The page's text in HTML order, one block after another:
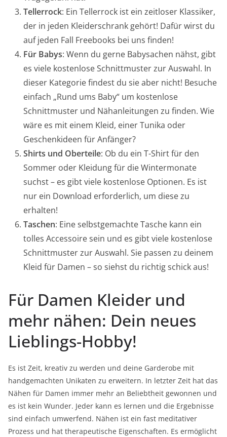
Tellerrock: Ein Tellerrock ist ein zeitloser Klassiker,
der in jeden Kleiderschrank gehört! Dafür wirst du
auf jeden Fall Freebooks bei uns finden!
Für Babys: Wenn du gerne Babysachen nähst, gibt
es viele kostenlose Schnittmuster zur Auswahl. In
dieser Kategorie findest du sie aber nicht! Besuche
einfach „Rund ums Baby“ um kostenlose
Schnittmuster und Nähanleitungen zu finden. Wie
wäre es mit einem Kleid, einer Tunika oder
Geschenkideen für Anfänger?
Shirts und Oberteile: Ob du ein T-Shirt für den
Sommer oder Kleidung für die Wintermonate
suchst – es gibt viele kostenlose Optionen. Es ist
nur ein Download erforderlich, um diese zu
erhalten!
Taschen: Eine selbstgemachte Tasche kann ein
tolles Accessoire sein und es gibt viele kostenlose
Schnittmuster zur Auswahl. Sie passen zu deinem
Kleid für Damen – so siehst du richtig schick aus!
Für Damen Kleider und
mehr nähen: Dein neues
Lieblings-Hobby!
Es ist Zeit, kreativ zu werden und deine Garderobe mit
handgemachten Unikaten zu erweitern. In letzter Zeit hat das
Nähen für Damen immer mehr an Beliebtheit gewonnen und
es ist kein Wunder. Jeder kann es lernen und die Ergebnisse
sind einfach umwerfend. Nähen ist ein fast meditativer
Prozess und hat therapeutische Eigenschaften. Es ermöglicht